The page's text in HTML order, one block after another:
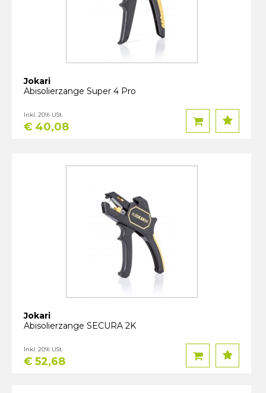
Jokari
Abisolierzange Super 4 Pro
€ 40,08
Inkl. 20% USt.
Jokari
Abisolierzange SECURA 2K
€ 52,68
Inkl. 20% USt.